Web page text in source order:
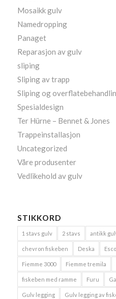
Mosaikk gulv
Namedropping
Panaget
Reparasjon av gulv
sliping
Sliping av trapp
Sliping og
Spesialdesign
Ter Hürne – Bennet & Jones
Trappeinstallasjon
Uncategorized
Våre produsenter
Vedlikehold av gulv
STIKKORD
1 stavs gulv 2 stavs antikk
chevron fiskeben Deska Esco
Fiemme 3000 Fiemme tremila
fiskeben med ramme Furu
Gulv legging Gulv legging av